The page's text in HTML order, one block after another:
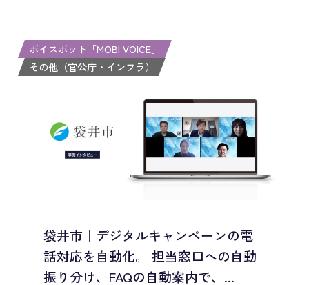
ボイスボット「MOBI VOICE」
その他（官公庁・インフラ）
袋井市｜デジタルキャンペーンの電
話対応を自動化。 担当窓口への自動
振り分け、FAQの自動案内で、...